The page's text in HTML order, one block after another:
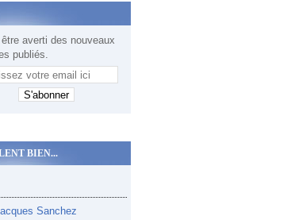
averti des nouveaux
publiés.
BIEN...
Sanchez